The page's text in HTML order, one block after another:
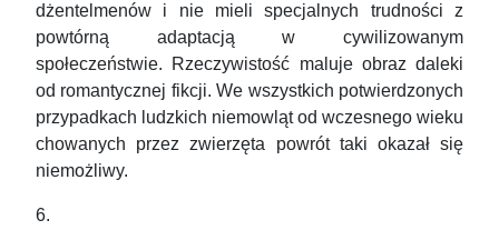
dżentelmenów i nie mieli specjalnych trudności z
powtórną adaptacją w cywilizowanym
społeczeństwie. Rzeczywistość maluje obraz daleki
od romantycznej fikcji. We wszystkich potwierdzonych
przypadkach ludzkich niemowląt od wczesnego wieku
chowanych przez zwierzęta powrót taki okazał się
niemożliwy.
6.